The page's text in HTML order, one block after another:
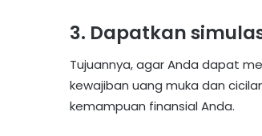
3. Dapatkan
Tujuannya, agar Anda dapat
kewajiban uang muka dan
kemampuan finansial Anda.